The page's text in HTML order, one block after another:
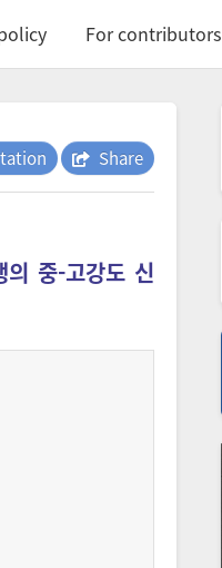
For contributors
Share
의 중-고강도 신